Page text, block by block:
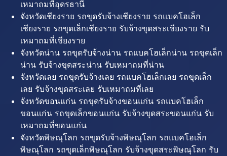
เหมาถมที่อุดรธานี
จังหวัดเชียงราย รถขุดรับจ้างเชียงราย รถแบคโฮเล็ก
เชียงราย รถขุดเล็กเชียงราย รับจ้างขุดสระเชียงราย รับ
เหมาถมที่เชียงราย
จังหวัดน่าน รถขุดรับจ้างน่าน รถแบคโฮเล็กน่าน รถขุดเล็ก
น่าน รับจ้างขุดสระน่าน รับเหมาถมที่น่าน
จังหวัดเลย รถขุดรับจ้างเลย รถแบคโฮเล็กเลย รถขุดเล็ก
เลย รับจ้างขุดสระเลย รับเหมาถมที่เลย
จังหวัดขอนแก่น รถขุดรับจ้างขอนแก่น รถแบคโฮเล็ก
ขอนแก่น รถขุดเล็กขอนแก่น รับจ้างขุดสระขอนแก่น รับ
เหมาถมที่ขอนแก่น
จังหวัดพิษณุโลก รถขุดรับจ้างพิษณุโลก รถแบคโฮเล็ก
พิษณุโลก รถขุดเล็กพิษณุโลก รับจ้างขุดสระพิษณุโลก รับ